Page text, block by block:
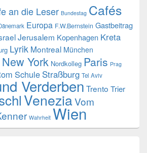
an die Leser Bundestag Cafés
Europa F.W.Bernstein Gastbeitrag
Jerusalem Kopenhagen Kreta
Lyrik Montreal München
New York Nordkolleg Paris Prag
Schule Straßburg Tel Aviv
Verderben Trento Trier
VeneziaVom
Wahrheit Wien